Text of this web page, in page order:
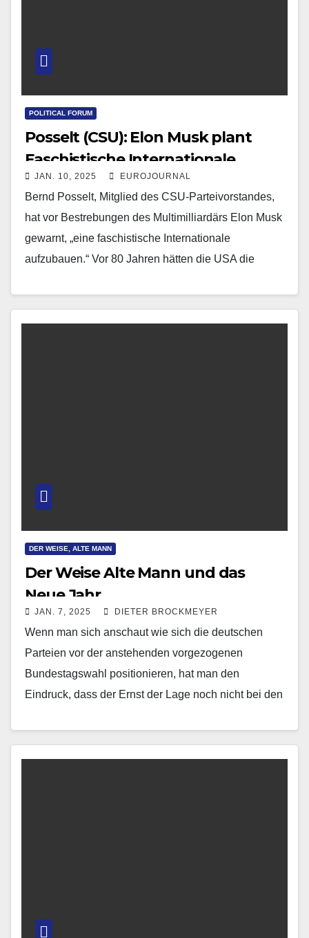
POLITICAL FORUM
Posselt (CSU): Elon Musk plant
Faschistische Internationale
JAN. 10, 2025 EUROJOURNAL
Bernd Posselt, Mitglied des CSU-Parteivorstandes,
hat vor Bestrebungen des Multimilliardärs Elon Musk
gewarnt, „eine faschistische Internationale
aufzubauen.“ Vor 80 Jahren hätten die USA die
DER WEISE, ALTE MANN
Der Weise Alte Mann und das
Neue Jahr
JAN. 7, 2025 DIETER BROCKMEYER
Wenn man sich anschaut wie sich die deutschen
Parteien vor der anstehenden vorgezogenen
Bundestagswahl positionieren, hat man den
Eindruck, dass der Ernst der Lage noch nicht bei den